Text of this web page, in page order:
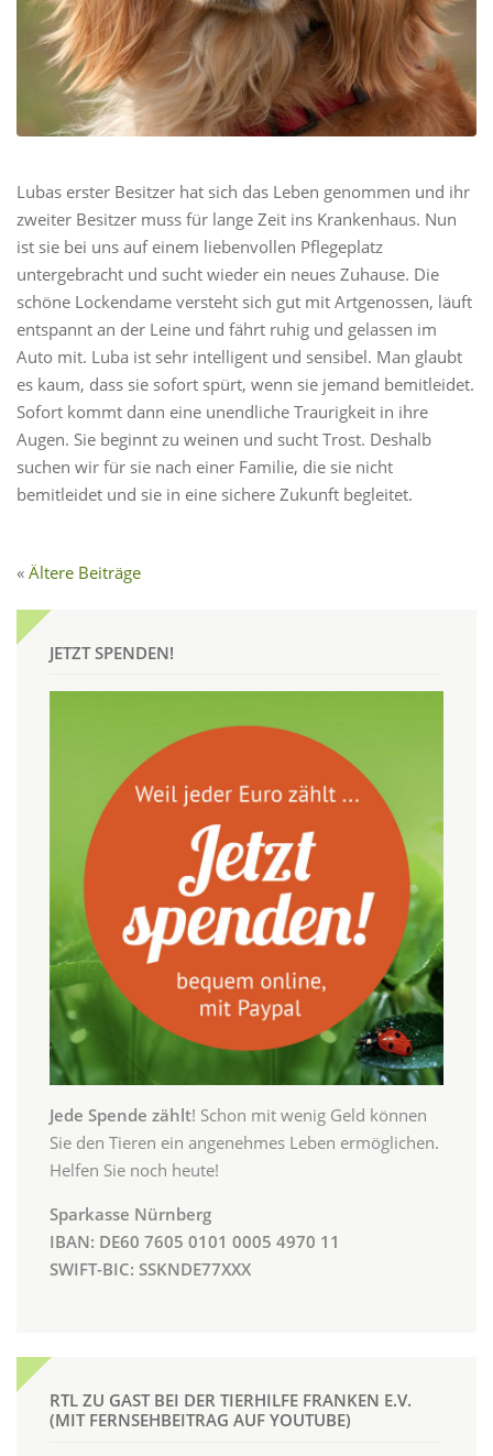
Lubas erster Besitzer hat sich das Leben genommen und ihr
zweiter Besitzer muss für lange Zeit ins Krankenhaus. Nun
ist sie bei uns auf einem liebenvollen Pflegeplatz
untergebracht und sucht wieder ein neues Zuhause. Die
schöne Lockendame versteht sich gut mit Artgenossen, läuft
entspannt an der Leine und fährt ruhig und gelassen im
Auto mit. Luba ist sehr intelligent und sensibel. Man glaubt
es kaum, dass sie sofort spürt, wenn sie jemand bemitleidet.
Sofort kommt dann eine unendliche Traurigkeit in ihre
Augen. Sie beginnt zu weinen und sucht Trost. Deshalb
suchen wir für sie nach einer Familie, die sie nicht
bemitleidet und sie in eine sichere Zukunft begleitet.
Ältere Beiträge
JETZT SPENDEN!
Jede Spende zählt! Schon mit wenig Geld können
Sie den Tieren ein angenehmes Leben ermöglichen.
Helfen Sie noch heute!
Sparkasse Nürnberg
IBAN: DE60 7605 0101 0005 4970 11
SWIFT-BIC: SSKNDE77XXX
RTL ZU GAST BEI DER TIERHILFE FRANKEN E.V.
(MIT FERNSEHBEITRAG AUF YOUTUBE)